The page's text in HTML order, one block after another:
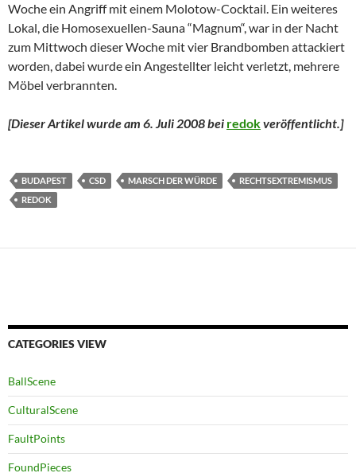
Woche ein Angriff mit einem Molotow-Cocktail. Ein weiteres
Lokal, die Homosexuellen-Sauna “Magnum“, war in der Nacht
zum Mittwoch dieser Woche mit vier Brandbomben attackiert
worden, dabei wurde ein Angestellter leicht verletzt, mehrere
Möbel verbrannten.
[Dieser Artikel wurde am 6. Juli 2008 bei redokveröffentlicht.]
BUDAPEST CSD MARSCH DER WÜRDE
RECHTSEXTREMISMUS
REDOK
CATEGORIES VIEW
BallScene
CulturalScene
FaultPoints
FoundPieces